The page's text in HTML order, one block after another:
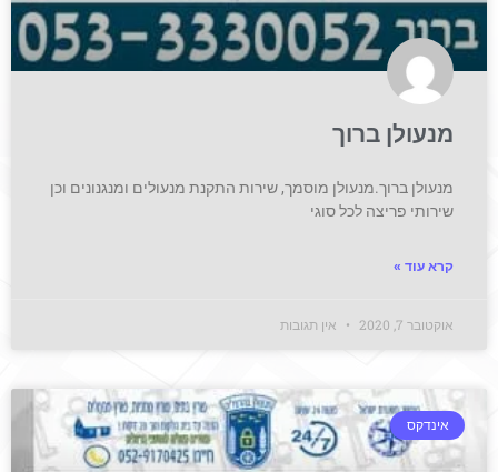
מנעולן ברוך
מנעולן ברוך.מנעולן מוסמך, שירות התקנת מנעולים ומנגנונים וכן
שירותי פריצה לכל סוגי
קרא עוד »
אוקטובר 7, 2020 אין תגובות
אינדקס